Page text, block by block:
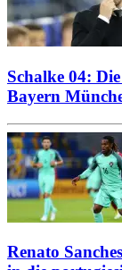
Schalke 04:
Bayern
Renato